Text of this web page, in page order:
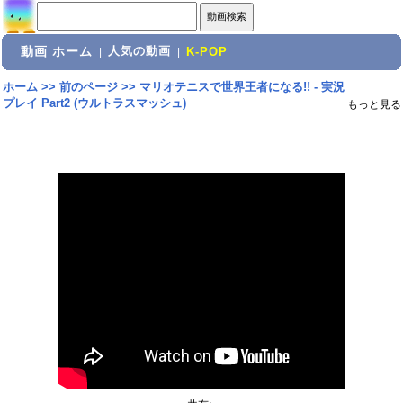
動画 ホーム 人気の動画 K-POP
ホーム>> 前のページ>> マリオテニスで世界王者になる!! - 実況
プレイ Part2 (ウルトラスマッシュ)
もっと見る